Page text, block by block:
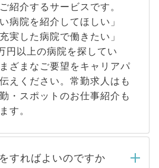
紹介するサービスです。
病院を紹介してほしい」
実した病院で働きたい」
円以上の病院を探してい
ざまなご要望をキャリアパ
えください。常勤求人はも
・スポットのお仕事紹介も
す。
すればよいのですか